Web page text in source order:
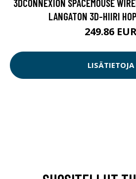
3DCONNEXION SPACEMOUSE
LANGATON 3D-HIIRI
249.86
LISÄTIETOJA